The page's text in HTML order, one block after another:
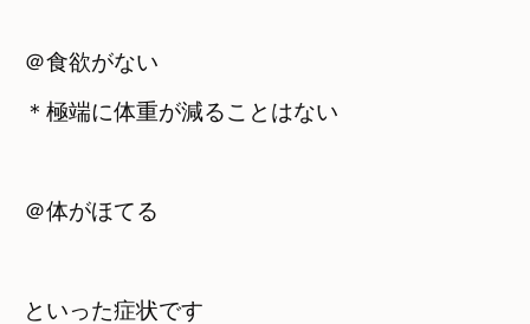
＠食欲がない
＊極端に体重が減ることはない
＠体がほてる
といった症状です